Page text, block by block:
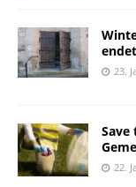
23.
22.